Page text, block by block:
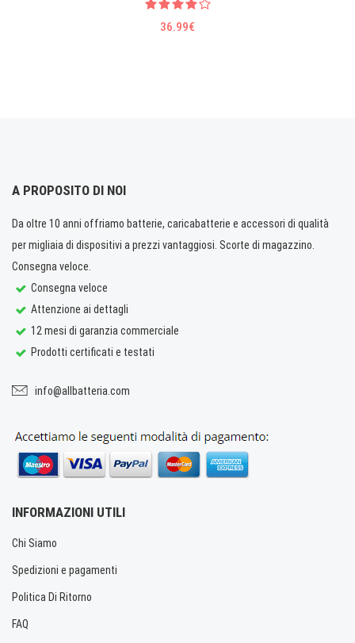
36.99€
A PROPOSITO DI NOI
Da oltre 10 anni offriamo batterie, caricabatterie e accessori di qualità
per migliaia di dispositivi a prezzi vantaggiosi. Scorte di magazzino.
Consegna veloce.
Consegna veloce
Attenzione ai dettagli
12 mesi di garanzia commerciale
Prodotti certificati e testati
info@allbatteria.com
INFORMAZIONI UTILI
Chi Siamo
Spedizioni e pagamenti
Politica Di Ritorno
FAQ